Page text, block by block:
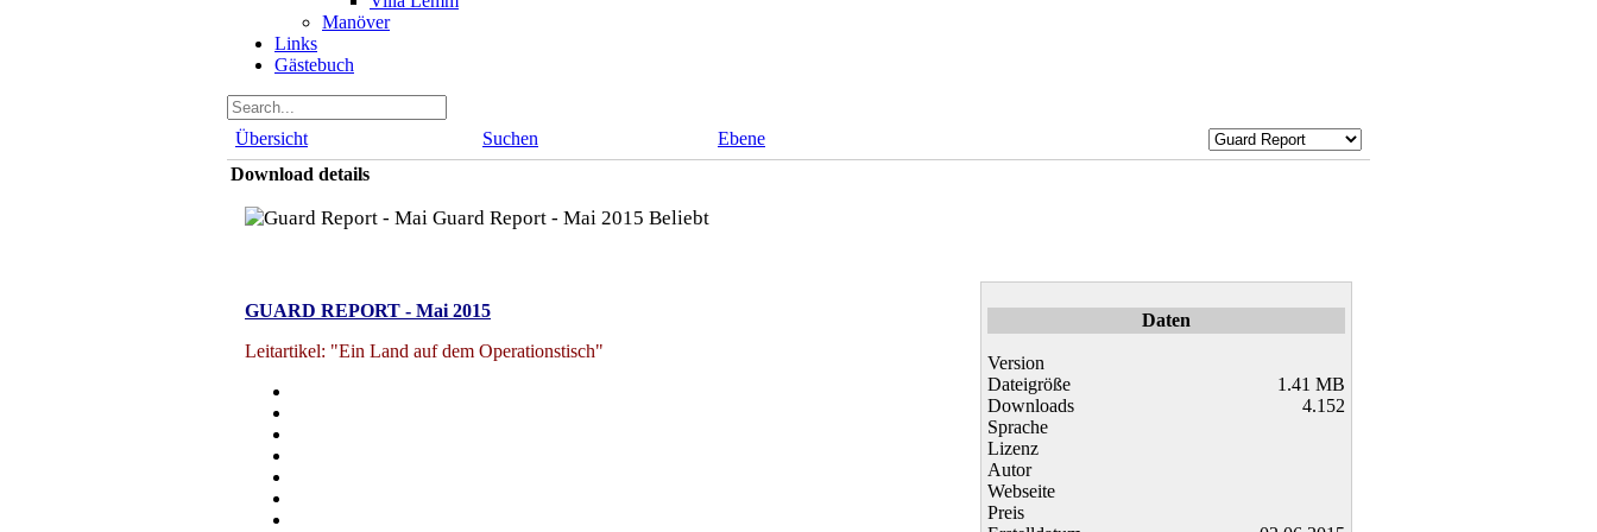
Manöver
Links
Gästebuch
Übersicht Suchen
Ebene
Download details
Guard Report - Mai 2015 Beliebt
GUARD REPORT - Mai 2015
Leitartikel: "Ein Land auf dem Operationstisch"
Daten
Version
Dateigröße
1.41 MB
Downloads
4.152
Sprache
Lizenz
Autor
Webseite
Preis